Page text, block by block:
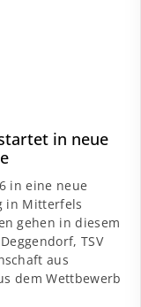
in neue
in eine neue
in Mitterfels
gehen in diesem
TSV
aus
dem Wettbewerb